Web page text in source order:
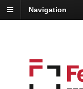
Navigation